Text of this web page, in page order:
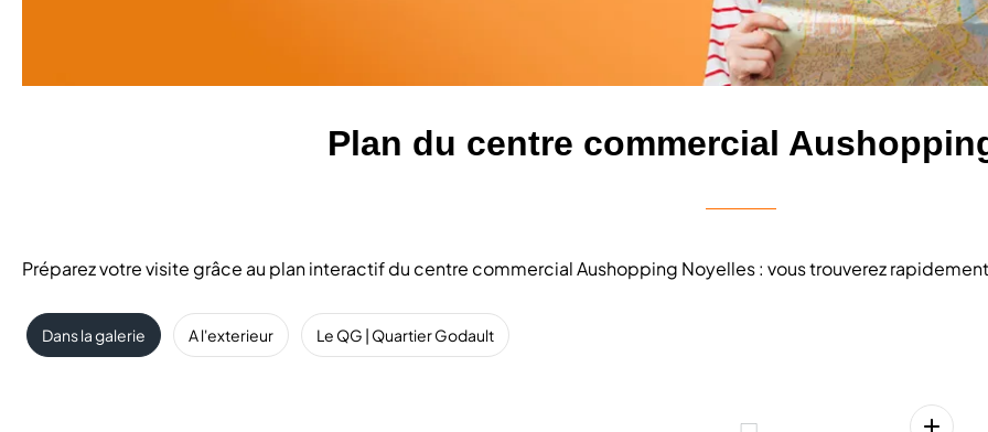
Plan du centre commercial
Préparez votre visite grâce au plan interactif du centre commercial Aushopping Noyelles : vous trouverez
Dans la galerie A l'exterieur Le QG | Quartier Godault